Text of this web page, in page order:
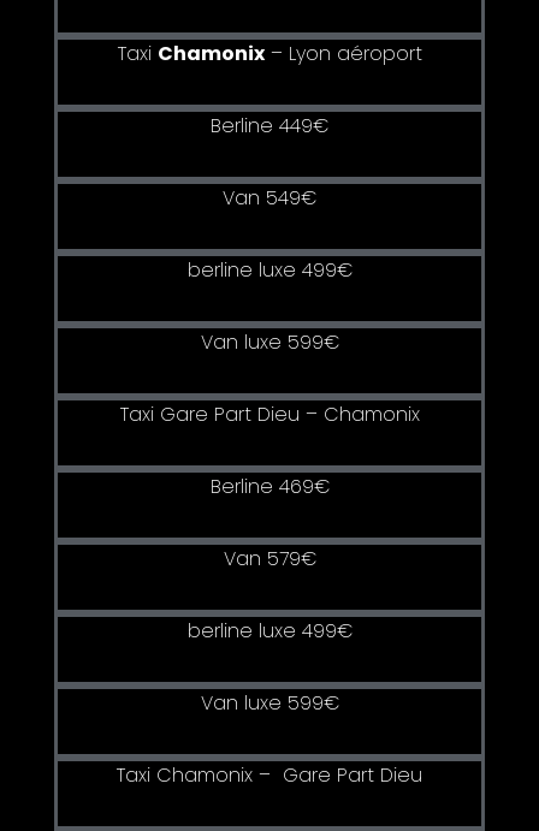
Taxi Chamonix– Lyon aéroport
Berline 449€
Van 549€
berline luxe 499€
Van luxe 599€
Taxi Gare Part Dieu – Chamonix
Berline 469€
Van 579€
berline luxe 499€
Van luxe 599€
Taxi Chamonix – Gare Part Dieu